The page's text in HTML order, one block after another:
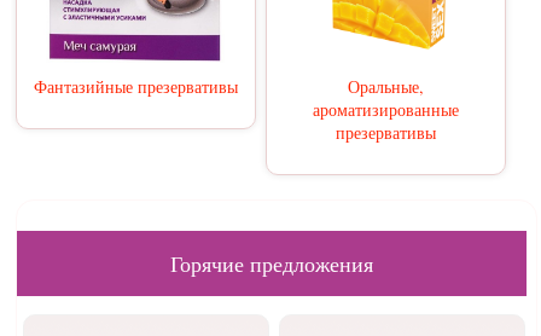
Фантазийные презервативы
Оральные,
ароматизированные
презервативы
Горячие предложения